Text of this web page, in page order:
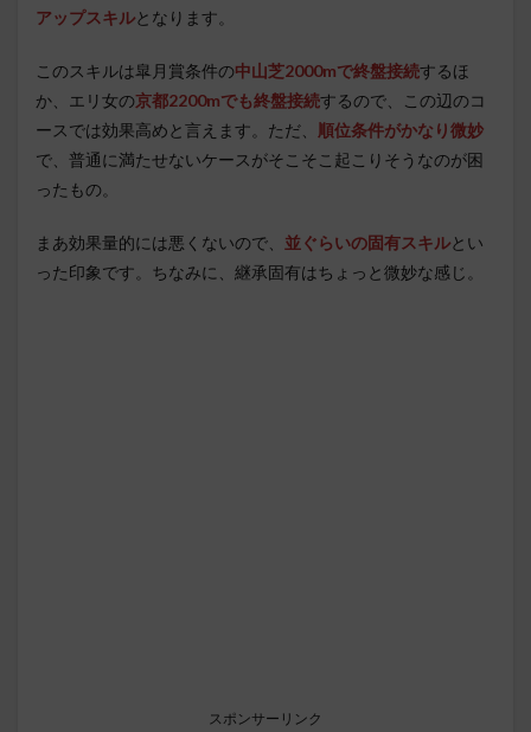
アップスキルとなります。
このスキルは皐月賞条件の中山芝2000mで終盤接続するほ
か、エリ女の京都2200mでも終盤接続するので、この辺のコ
ースでは効果高めと言えます。ただ、
順位条件がかなり微妙
で、普通に満たせないケースがそこそこ起こりそうなのが困
ったもの。
まあ効果量的には悪くないので、 並ぐらいの固有スキルとい
った印象です。ちなみに、継承固有はちょっと微妙な感じ。
スポンサーリンク